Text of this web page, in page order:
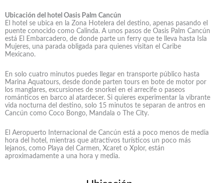
Ubicación del hotel Oasis Palm Cancún
El hotel se ubica en la Zona Hotelera del destino, apenas pasando el
puente conocido como Calinda. A unos pasos de Oasis Palm Cancún
está El Embarcadero, de donde parte un ferry que te lleva hasta Isla
Mujeres, una parada obligada para quienes visitan el Caribe
Mexicano.
En solo cuatro minutos puedes llegar en transporte público hasta
Marina Aquatours, desde donde parten tours en bote de motor por
los manglares, excursiones de snorkel en el arrecife o paseos
románticos en barco al atardecer. Si quieres experimentar la vibrante
vida nocturna del destino, solo 15 minutos te separan de antros en
Cancún como Coco Bongo, Mandala o The City.
El Aeropuerto Internacional de Cancún está a poco menos de media
hora del hotel, mientras que atractivos turísticos un poco más
lejanos, como Playa del Carmen, Xcaret o Xplor, están
aproximadamente a una hora y media.